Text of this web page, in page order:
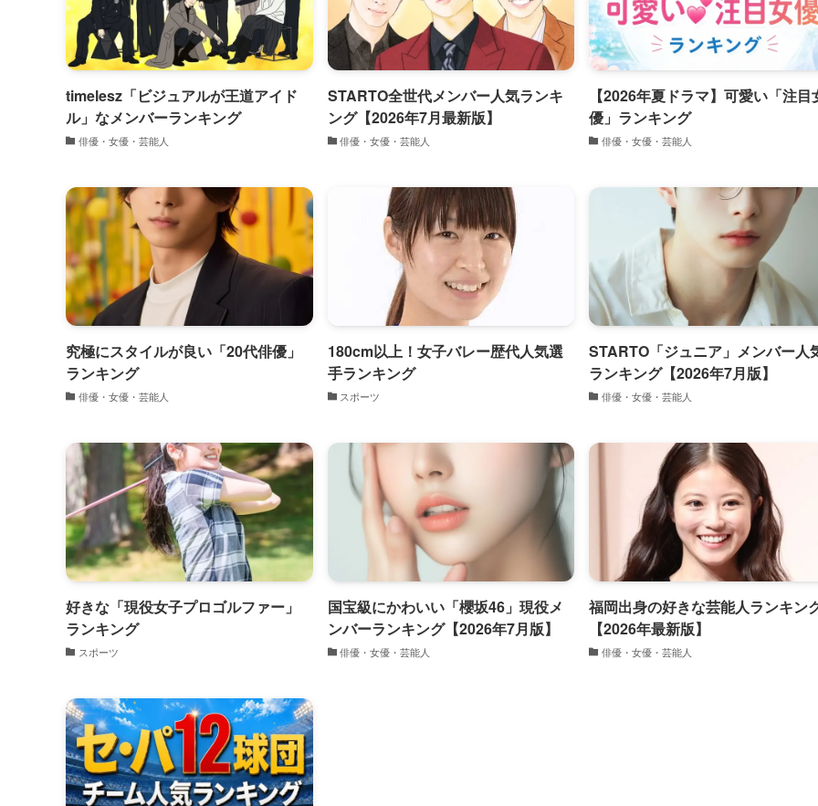
timelesz「ビジュアルが王道アイド
ル」なメンバーランキング
俳優・女優・芸能人
STARTO全世代メンバー人気ランキ
ング【2026年7月最新版】
俳優・女優・芸能人
【2026年夏ドラマ】可愛い「注目
優」ランキング
俳優・女優・芸能人
究極にスタイルが良い「20代俳優」
ランキング
俳優・女優・芸能人
180cm以上！女子バレー歴代人気選
手ランキング
スポーツ
STARTO「ジュニア」メンバー人
ランキング【2026年7月版】
俳優・女優・芸能人
好きな「現役女子プロゴルファー」
ランキング
スポーツ
国宝級にかわいい「櫻坂46」現役メ
ンバーランキング【2026年7月版】
俳優・女優・芸能人
福岡出身の好きな芸能人ランキン
【2026年最新版】
俳優・女優・芸能人